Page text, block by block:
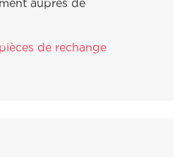
auprès de
de rechange